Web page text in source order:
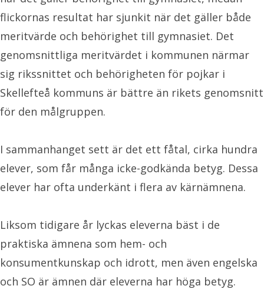
flickornas resultat har sjunkit när det gäller både
meritvärde och behörighet till gymnasiet. Det
genomsnittliga meritvärdet i kommunen närmar
sig rikssnittet och behörigheten för pojkar i
Skellefteå kommuns är bättre än rikets genomsnitt
för den målgruppen.
I sammanhanget sett är det ett fåtal, cirka hundra
elever, som får många icke-godkända betyg. Dessa
elever har ofta underkänt i flera av kärnämnena.
Liksom tidigare år lyckas eleverna bäst i de
praktiska ämnena som hem- och
konsumentkunskap och idrott, men även engelska
och SO är ämnen där eleverna har höga betyg.